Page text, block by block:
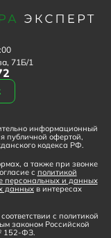
71Б/1
информационный
публичной офертой,
кодекса РФ.
а также при звонке
с политикой
персональных и данных
данных в интересах
с политикой
законом Российской
152-ФЗ.